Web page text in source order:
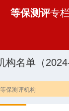
等保测评专栏
构名单（
保测评机构